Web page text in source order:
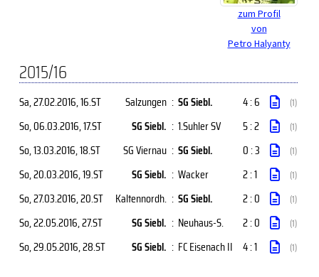
zum Profil
von
Petro Halyanty
2015/16
Sa, 27.02.2016, 16.ST Salzungen : SG Siebl. 4 : 6 (1)
So, 06.03.2016, 17.ST SG Siebl. : 1.Suhler SV 5 : 2 (1)
So, 13.03.2016, 18.ST SG Viernau : SG Siebl. 0 : 3 (1)
So, 20.03.2016, 19.ST SG Siebl. : Wacker 2 : 1 (1)
So, 27.03.2016, 20.ST Kaltennordh. : SG Siebl. 2 : 0 (1)
So, 22.05.2016, 27.ST SG Siebl. : Neuhaus-S. 2 : 0 (1)
So, 29.05.2016, 28.ST SG Siebl. : FC Eisenach II 4 : 1 (1)